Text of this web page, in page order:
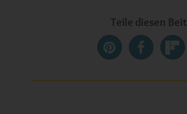
Teile diesen